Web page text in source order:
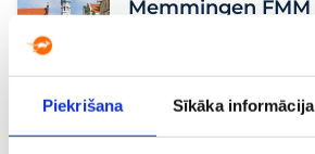
Piekrišana Sīkāka informācija
Memmingen FMM
Parīze PAR